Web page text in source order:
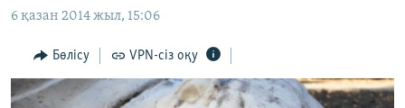
Navigation
Search
АДАМ ҚҰҚЫҚТАРЫ
ӘЛЕУМЕТ
ӘЛЕМ
6 қазан 2014 жыл, 15:06
Бөлісу VPN-сіз оқу